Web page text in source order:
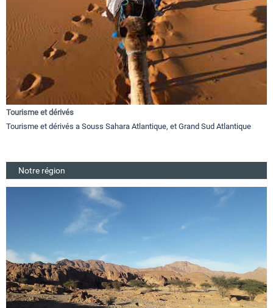
Tourisme et dérivés
Tourisme et dérivés a Souss Sahara Atlantique, et Grand Sud Atlantique
Notre région